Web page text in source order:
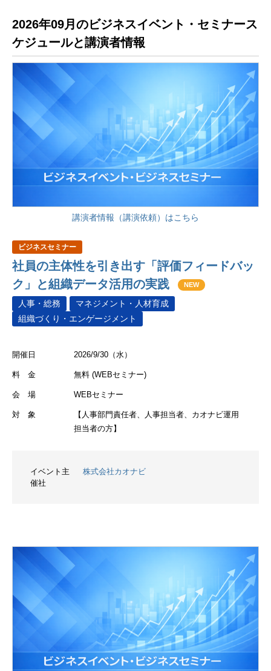
2026年09月のビジネスイベント・セミナース
ケジュールと講演者情報
講演者情報（講演依頼）はこちら
ビジネスセミナー
社員の主体性を引き出す「評価フィードバッ
ク」と組織データ活用の実践
NEW
人事・総務
マネジメント・人材育成
組織づくり・エンゲージメント
開催日 2026/9/30（水）
料 金 無料 (WEBセミナー)
会 場 WEBセミナー
対 象
【人事部門責任者、人事担当者、カオナビ運用
担当者の方】
イベント主
催社
株式会社カオナビ